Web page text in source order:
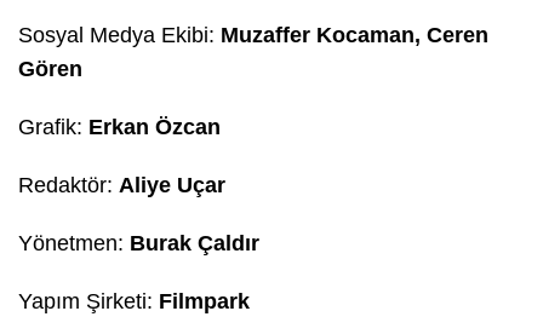
Sosyal Medya Ekibi: Muzaffer Kocaman, Ceren
Gören
Grafik: Erkan Özcan
Redaktör: Aliye Uçar
Yönetmen: Burak Çaldır
Yapım Şirketi: Filmpark